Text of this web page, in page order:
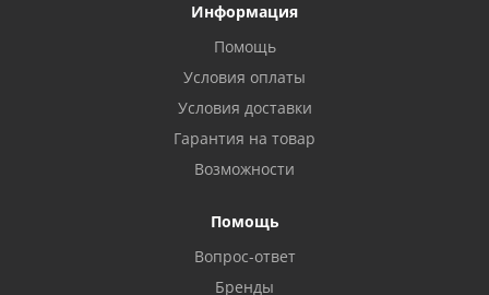
Информация
Помощь
Условия оплаты
Условия доставки
Гарантия на товар
Возможности
Помощь
Вопрос-ответ
Бренды